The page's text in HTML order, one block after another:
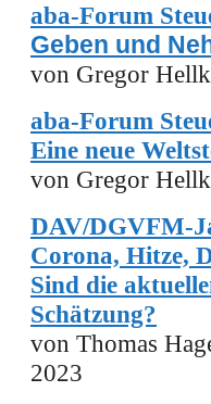
aba-Forum
Geben und
von Gregor
aba-Forum
Eine neue
von Gregor
DAV/DGVFM-
Corona, Hitze,
Sind die
Schätzung?
von Thomas
2023